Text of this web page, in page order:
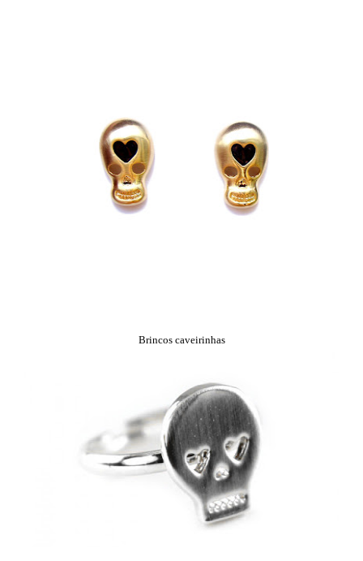
Brincos caveirinhas